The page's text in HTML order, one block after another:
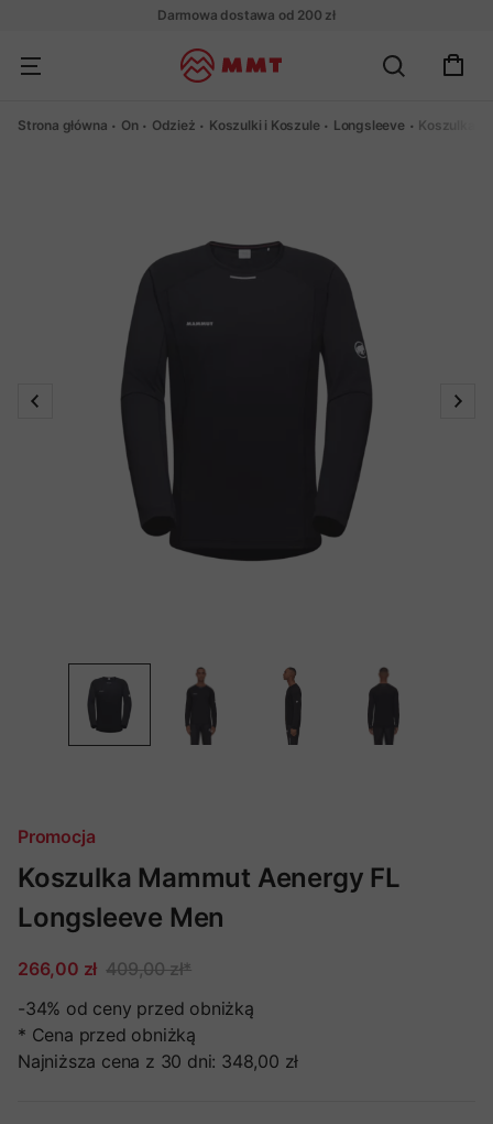
Darmowa dostawa od 200 zł
Strona główna On Odzież Koszulki i Koszule Longsleeve Koszulka
Promocja
Koszulka Mammut Aenergy FL
Longsleeve Men
266,00 zł 409,00 zł*
-34% od ceny przed obniżką
* Cena przed obniżką
Najniższa cena z 30 dni: 348,00 zł